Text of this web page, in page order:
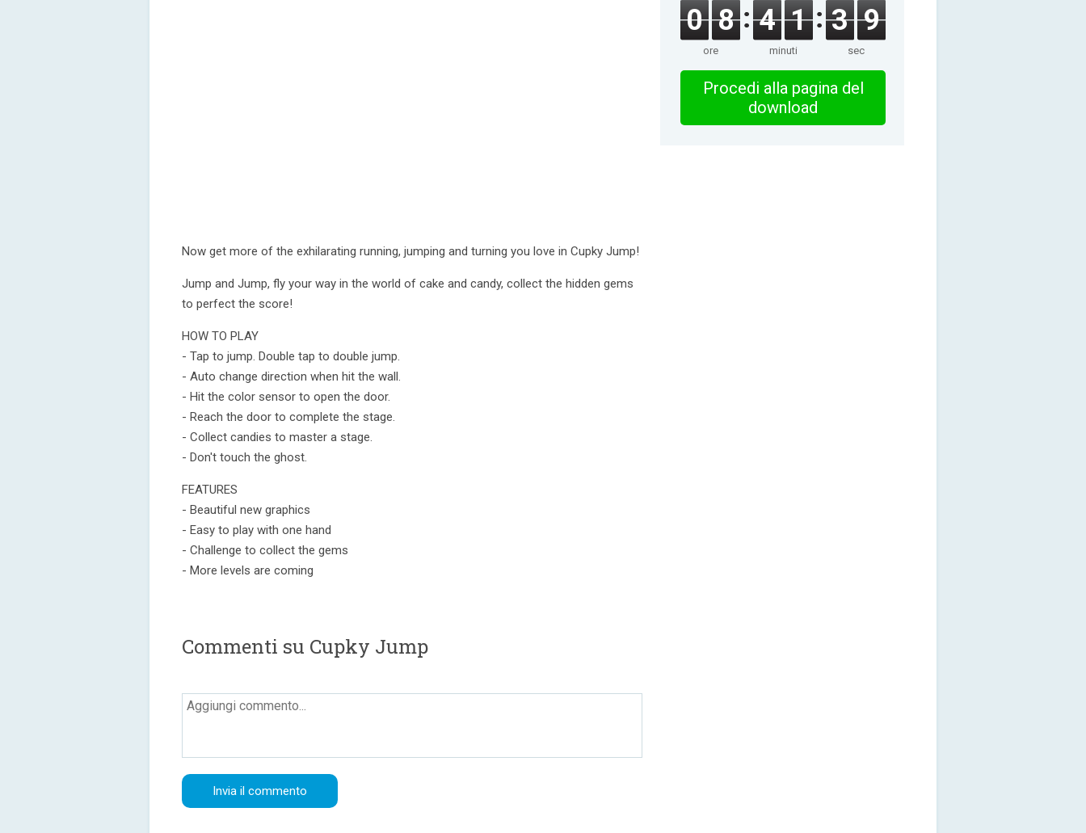
Now get more of the exhilarating running, jumping and turning you love in Cupky Jump!
Jump and Jump, fly your way in the world of cake and candy, collect the hidden gems
to perfect the score!
HOW TO PLAY
- Tap to jump. Double tap to double jump.
- Auto change direction when hit the wall.
- Hit the color sensor to open the door.
- Reach the door to complete the stage.
- Collect candies to master a stage.
- Don't touch the ghost.
FEATURES
- Beautiful new graphics
- Easy to play with one hand
- Challenge to collect the gems
- More levels are coming
Commenti su Cupky Jump
audiolibri.
0 8
ore
4 1
minuti
3 9
sec
Procedi alla pagina del
download